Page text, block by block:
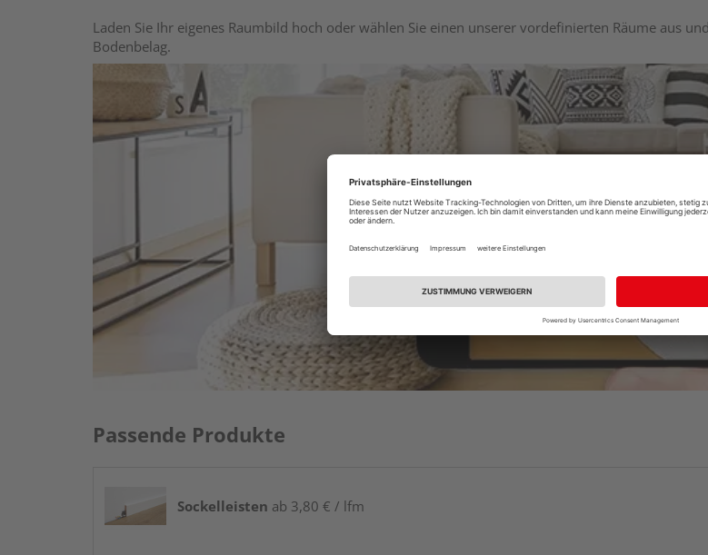
Laden Sie Ihr eigenes Raumbild hoch oder wählen Sie einen unserer vordefinierten Räume aus
Bodenbelag.
Passende Produkte
Sockelleisten ab 3,80 € / lfm